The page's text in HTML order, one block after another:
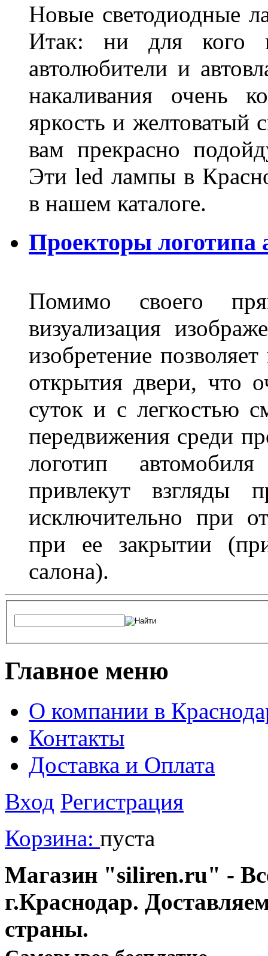
Новые светодиодные
Итак: ни для кого
автолюбители и
накаливания очень
яркость и желтоватый
вам прекрасно
Эти led лампы в
в нашем каталоге.
Проекторы логотипа
Помимо своего
визуализация
изобретение
открытия двери, что
суток и с легкостью
передвижения среди
логотип
привлекут взгляды
исключительно при
при ее закрытии
салона).
Главное меню
О компании в
Контакты
Доставка и Оплата
Вход Регистрация
Корзина: пуста
Магазин "siliren.ru" -
г.Краснодар.
страны.